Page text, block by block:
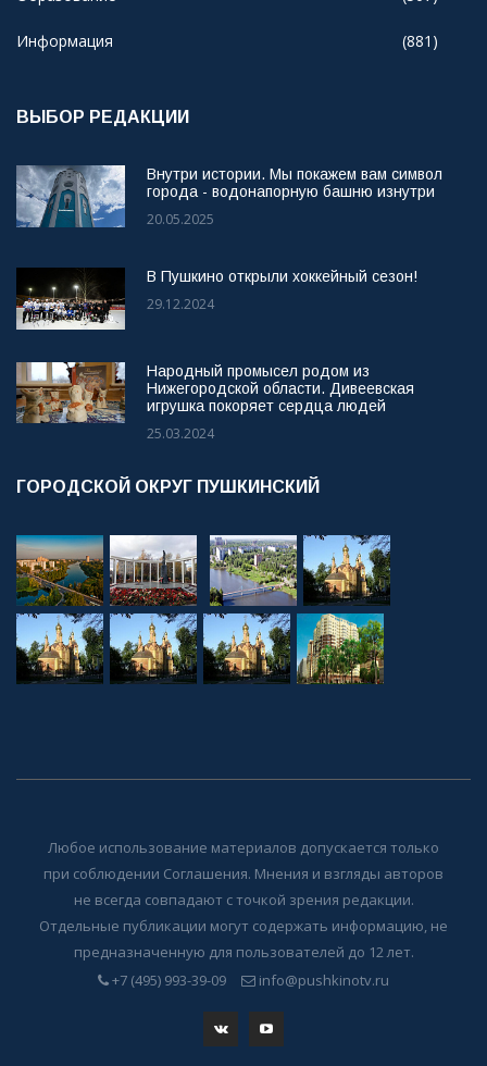
Информация (881)
ВЫБОР РЕДАКЦИИ
Внутри истории. Мы покажем вам символ
города - водонапорную башню изнутри
20.05.2025
В Пушкино открыли хоккейный сезон!
29.12.2024
Народный промысел родом из
Нижегородской области. Дивеевская
игрушка покоряет сердца людей
25.03.2024
ГОРОДСКОЙ ОКРУГ ПУШКИНСКИЙ
Любое использование материалов допускается только
при соблюдении Соглашения. Мнения и взгляды авторов
не всегда совпадают с точкой зрения редакции.
Отдельные публикации могут содержать информацию, не
предназначенную для пользователей до 12 лет.
+7 (495) 993-39-09
info@pushkinotv.ru